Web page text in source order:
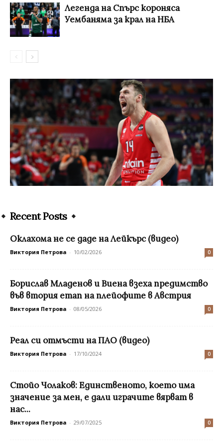
Легенда на Спърс короняса
Уембаняма за крал на НБА
Recent Posts
Оклахома не се даде на Лейкърс (видео)
Виктория Петрова - 10/02/2026 0
Борислав Младенов и Виена взеха предимство
във втория етап на плейофите в Австрия
Виктория Петрова - 08/05/2026 0
Реал си отмъсти на ПАО (видео)
Виктория Петрова - 17/10/2024 0
Стойо Чолаков: Единственото, което има
значение за мен, е дали играчите вярват в
нас...
Виктория Петрова - 29/07/2025 0